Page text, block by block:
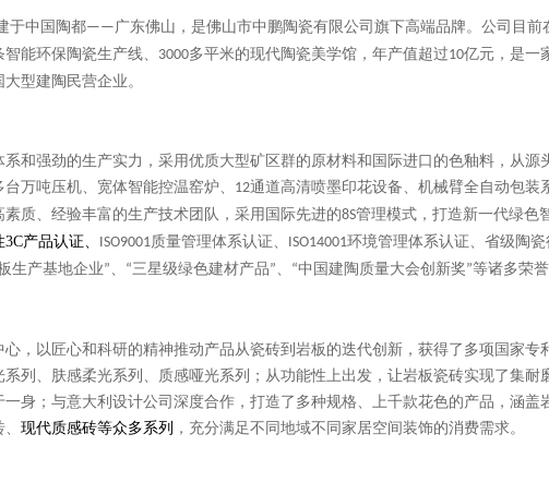
于中国陶都—— 广东佛山，是佛山市中鹏陶瓷有限公司旗下高端品牌。公司目前
能环保陶瓷生产线、 3000多平米的现代陶瓷美学馆，年产值超过10亿元，是一
型建陶民营企业。
和强劲的生产实力，采用优质大型矿区群的原材料和国际进口的色釉料，从源
万吨压机、宽体智能控温窑炉、 12通道高清喷墨印花设备、机械臂全自动包装
质、经验丰富的生产技术团队，采用国际先进的8S管理模式，打造新一代绿色
3C产品认证、 ISO9001质量管理体系认证、 ISO14001环境管理体系认证、省级陶瓷
生产基地企业” “三星级绿色建材产品” “中国建陶质量大会创新奖”等诸多荣誉
，以匠心和科研的精神推动产品从瓷砖到岩板的迭代创新，获得了多项国家专
系列、肤感柔光系列、质感哑光系列；从功能性上出发，让岩板瓷砖实现了集耐
身；与意大利设计公司深度合作，打造了多种规格、上千款花色的产品，涵盖
现代质感砖等众多系列 ，充分满足不同地域不同家居空间装饰的消费需求。